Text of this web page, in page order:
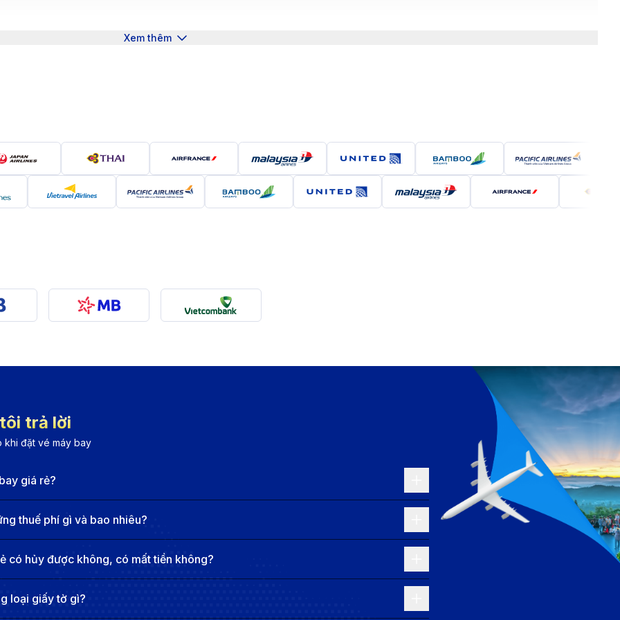
bay này kéo dài khoảng 1 giờ 25 phút, với các chuyến bay thẳng do Vietnam Airlines và Vietjet Air khai thác.
đến TP.HCM để nối chuyến. Giá vé máy bay dao động từ 700.000VNĐ đến 2.500.000VNĐ.
2.000.000VNĐ.
Huế đi Quy Nhơn
Airlines nổi bật với dịch vụ đẳng cấp, đội ngũ tiếp viên tận tình và các tiện nghi hiện đại. Hãng luôn chú
lựa chọn tuyệt vời cho những ai muốn tiết kiệm chi phí mà vẫn đảm bảo một chuyến bay nhanh chóng và tiện
bay êm ái và chất lượng, Bamboo Airways được biết đến với đội ngũ tiếp viên chuyên nghiệp và không gian
máy bay hiện đại, cam kết sự an toàn tuyệt đối và mang lại cảm giác thư giãn cho hành khách.
Airlines tập trung vào việc mang lại những chuyến bay tiện nghi, giá cả hợp lý và dịch vụ chu đáo. Hãng luôn
bay thú vị với các chuyến bay an toàn, chất lượng và đầy sự thân thiện.
Nhơn
15 km, là một trong những cửa ngõ quan trọng của khu vực miền Trung Việt Nam. Được nâng cấp và
trong việc kết nối Huế với các thành phố lớn như Hà Nội và TP.HCM, mà còn thúc đẩy sự phát triển du lịch tại
chờ rộng rãi, cùng các dịch vụ hỗ trợ hành khách chuyên nghiệp giúp cho việc di chuyển trở nên thuận
Xem thêm
trả lời
khi đặt vé máy bay
giá rẻ?
thuế phí gì và bao nhiêu?
có hủy được không, có mất tiền không?
loại giấy tờ gì?